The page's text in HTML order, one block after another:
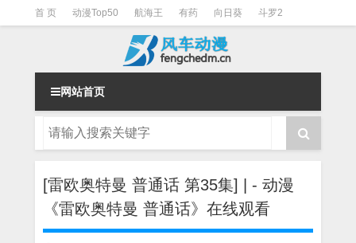
首 页 动漫Top50 航海王 有药 向日葵 斗罗2
一拳超人 柯南 阴阳师
网站首页
[雷欧奥特曼 普通话 第35集] | - 动漫
《雷欧奥特曼 普通话》在线观看